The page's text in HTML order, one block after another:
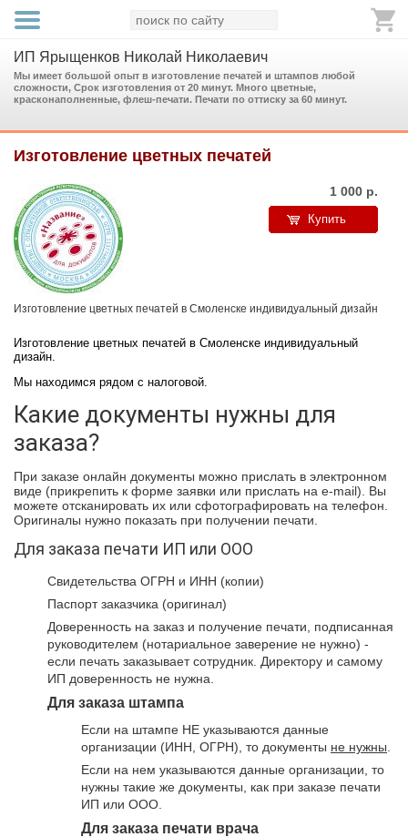
ИП Ярыщенков Николай Николаевич
Мы имеет большой опыт в изготовление печатей и штампов любой
сложности, Срок изготовления от 20 минут. Много цветные,
красконаполненные, флеш-печати. Печати по оттиску за 60 минут.
Изготовление цветных печатей
1 000 р.
Купить
Изготовление цветных печатей в Смоленске индивидуальный дизайн
Изготовление цветных печатей в Смоленске индивидуальный
дизайн.
Мы находимся рядом с налоговой.
Какие документы нужны для
заказа?
При заказе онлайн документы можно прислать в электронном
виде (прикрепить к форме заявки или прислать на e-mail). Вы
можете отсканировать их или сфотографировать на телефон.
Оригиналы нужно показать при получении печати.
Для заказа печати ИП или ООО
Свидетельства ОГРН и ИНН (копии)
Паспорт заказчика (оригинал)
Доверенность на заказ и получение печати, подписанная
руководителем (нотариальное заверение не нужно) -
если печать заказывает сотрудник. Директору и самому
ИП доверенность не нужна.
Для заказа штампа
Если на штампе НЕ указываются данные
организации (ИНН, ОГРН), то документы не нужны
Если на нем указываются данные организации, то
нужны такие же документы, как при заказе печати
ИП или ООО.
Для заказа печати врача